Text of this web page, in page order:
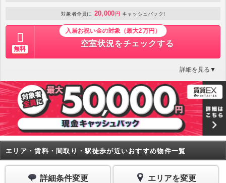
対象者全員に 20,000 円 キャッシュバック!
無料
入居お祝い金の対象（最大2万円）
空室状況をチェックする
詳細を見る▼
エリア・賃料・間取り・駅徒歩が近いおすすめ物件一覧
詳細条件変更 エリアを変更